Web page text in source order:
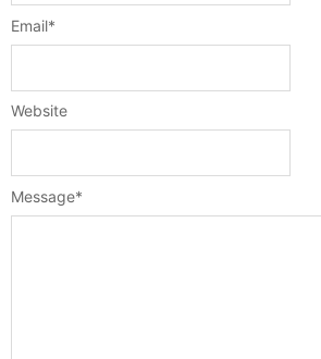
Message*
Email*
Website